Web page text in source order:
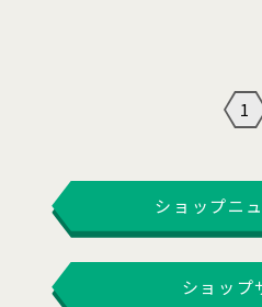
1
ショップニ
ショップ